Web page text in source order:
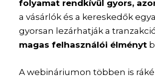
folyamat rendkívül gyors,
a vásárlók és a kereskedők
gyorsan lezárhatják a
magas felhasználói élményt
A webináriumon többen is